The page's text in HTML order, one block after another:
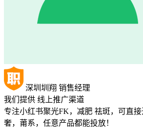
深圳圳翔 销售经理
我们提供 线上推广渠道
专注小红书聚光FK，减肥 祛斑，可直
奢，莆系，任意产品都能投放！